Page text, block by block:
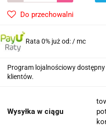
Do przechowalni
Rata 0% już od:/ mc
Program lojalnościowy
klientów.
Wysyłka w ciągu